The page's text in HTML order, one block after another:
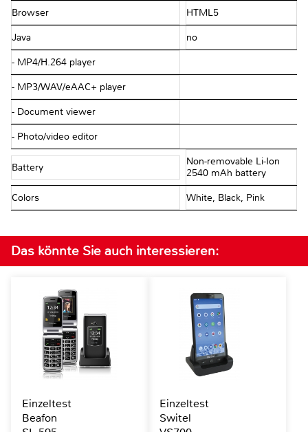
Browser HTML5
Java no
- MP4/H.264 player
- MP3/WAV/eAAC+ player
- Document viewer
- Photo/video editor
Battery
Non-removable Li-Ion
2540 mAh battery
Colors White, Black, Pink
Das könnte Sie auch interessieren:
Einzeltest
Beafon
Einzeltest
Switel